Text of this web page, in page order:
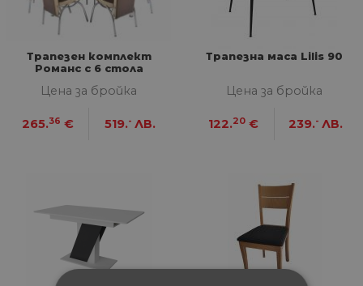
Трапезен комплект
Романс с 6 стола
Цена за бройка
265.36 € 519.- ЛВ.
Трапезна маса Lilis 90
Цена за бройка
122.20 € 239.- ЛВ.